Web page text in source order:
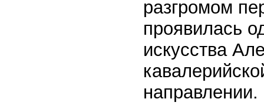
разгромом
проявилась
искусства
направлении.